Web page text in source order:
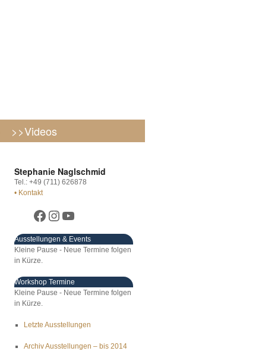
>>Videos
Stephanie Naglschmid
Tel.: +49 (711) 626878
• Kontakt
Ausstellungen & Events
Kleine Pause - Neue Termine folgen
in Kürze.
Workshop Termine
Kleine Pause - Neue Termine folgen
in Kürze.
Letzte Ausstellungen
Archiv Ausstellungen – bis 2014